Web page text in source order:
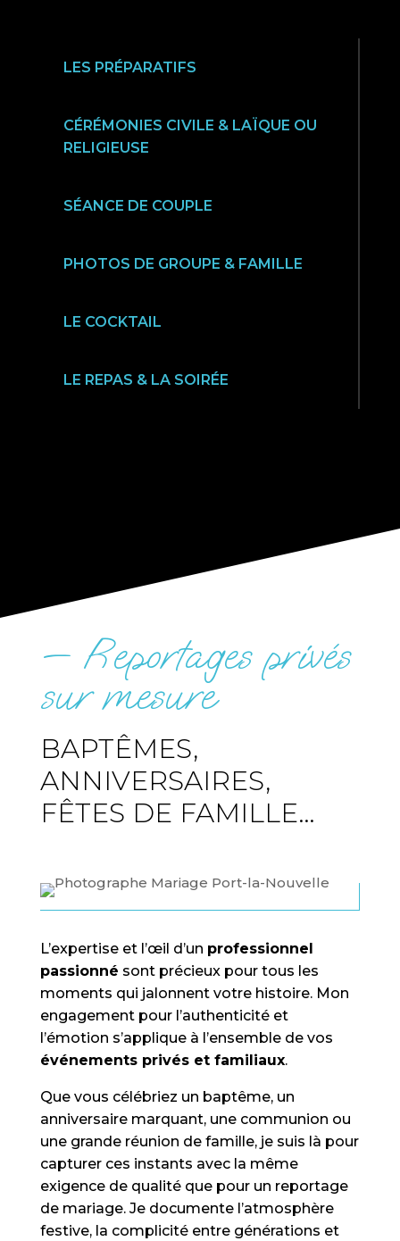
LES PRÉPARATIFS
CÉRÉMONIES CIVILE & LAÏQUE OU
RELIGIEUSE
SÉANCE DE COUPLE
PHOTOS DE GROUPE & FAMILLE
LE COCKTAIL
LE REPAS & LA SOIRÉE
— Reportages privés
sur mesure
BAPTÊMES,
ANNIVERSAIRES,
FÊTES DE FAMILLE…
L’expertise et l’œil d’un professionnel
passionné sont précieux pour tous les
moments qui jalonnent votre histoire. Mon
engagement pour l’authenticité et
l’émotion s’applique à l’ensemble de vos
événements privés et familiaux.
Que vous célébriez un baptême, un
anniversaire marquant, une communion ou
une grande réunion de famille, je suis là pour
capturer ces instants avec la même
exigence de qualité que pour un reportage
de mariage. Je documente l’atmosphère
festive, la complicité entre générations et